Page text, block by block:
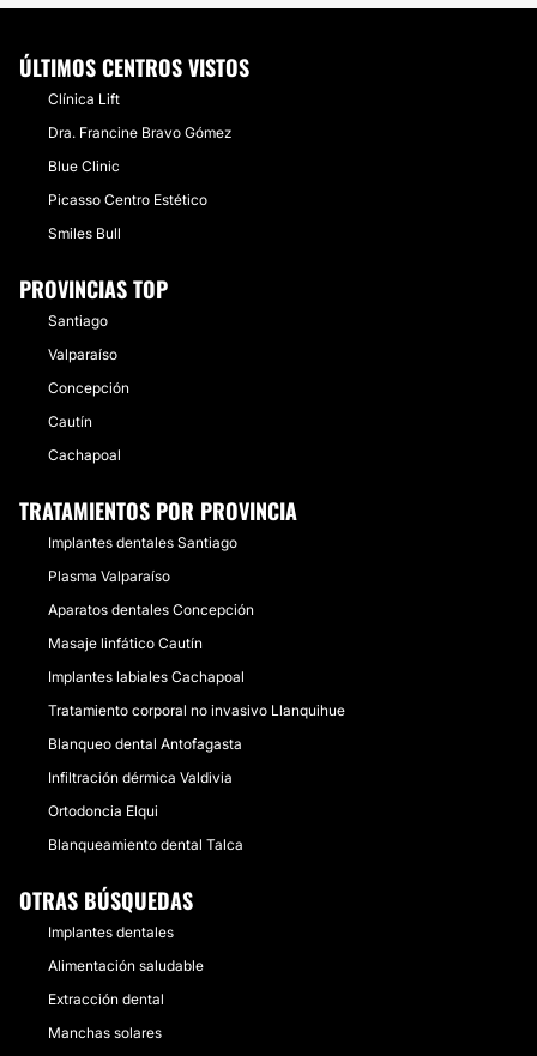
ÚLTIMOS CENTROS VISTOS
Clínica Lift
Dra. Francine Bravo Gómez
Blue Clinic
Picasso Centro Estético
Smiles Bull
PROVINCIAS TOP
Santiago
Valparaíso
Concepción
Cautín
Cachapoal
TRATAMIENTOS POR PROVINCIA
Implantes dentales Santiago
Plasma Valparaíso
Aparatos dentales Concepción
Masaje linfático Cautín
Implantes labiales Cachapoal
Tratamiento corporal no invasivo Llanquihue
Blanqueo dental Antofagasta
Infiltración dérmica Valdivia
Ortodoncia Elqui
Blanqueamiento dental Talca
OTRAS BÚSQUEDAS
Implantes dentales
Alimentación saludable
Extracción dental
Manchas solares